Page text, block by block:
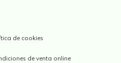
de cookies
de venta online